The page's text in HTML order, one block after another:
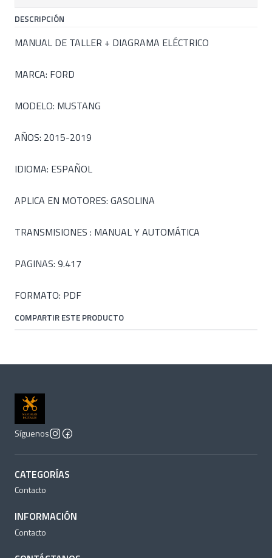
DESCRIPCIÓN
MANUAL DE TALLER + DIAGRAMA ELÉCTRICO
MARCA: FORD
MODELO: MUSTANG
AÑOS: 2015-2019
IDIOMA: ESPAÑOL
APLICA EN MOTORES: GASOLINA
TRANSMISIONES : MANUAL Y AUTOMÁTICA
PAGINAS: 9.417
FORMATO: PDF
COMPARTIR ESTE PRODUCTO
Síguenos
CATEGORÍAS
Contacto
INFORMACIÓN
Contacto